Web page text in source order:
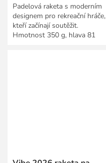
Padelová raketa s moderním
designem pro rekreační hráče,
kteří začínají soutěžit.
Hmotnost 350 g, hlava 81